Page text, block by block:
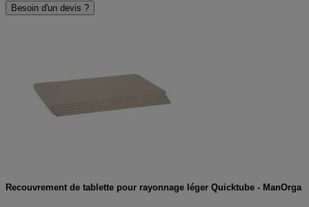
Besoin d'un devis ?
Recouvrement de tablette pour rayonnage léger Quicktube - ManOrga